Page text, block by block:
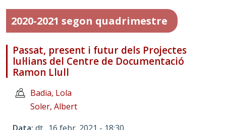
2020-2021 segon quadrimestre
Passat, present i futur dels Projectes
lul·lians del Centre de Documentació
Ramon Llull
Badia, Lola
Soler, Albert